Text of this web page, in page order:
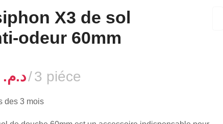
X3 de sol
odeur 60mm
د.م.
des 3 mois